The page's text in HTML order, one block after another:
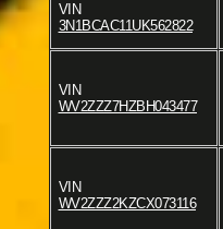
VIN
3N1BCAC11UK562822
VIN
WV2ZZZ7HZBH043477
VIN
WV2ZZZ2KZCX073116